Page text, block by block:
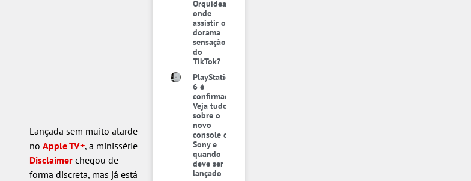
Lançada sem muito alarde
no Apple TV+, a minissérie
Disclaimerchegou de
forma discreta, mas já está
Orquídea:
onde
assistir o
dorama
sensação
do
TikTok?
PlayStation
6 é
confirmado:
Veja tudo
sobre o
novo
console da
Sony e
quando
deve ser
lançado